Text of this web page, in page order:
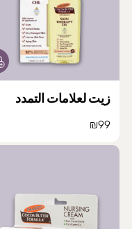
زيت لعلامات التمدد
₪99